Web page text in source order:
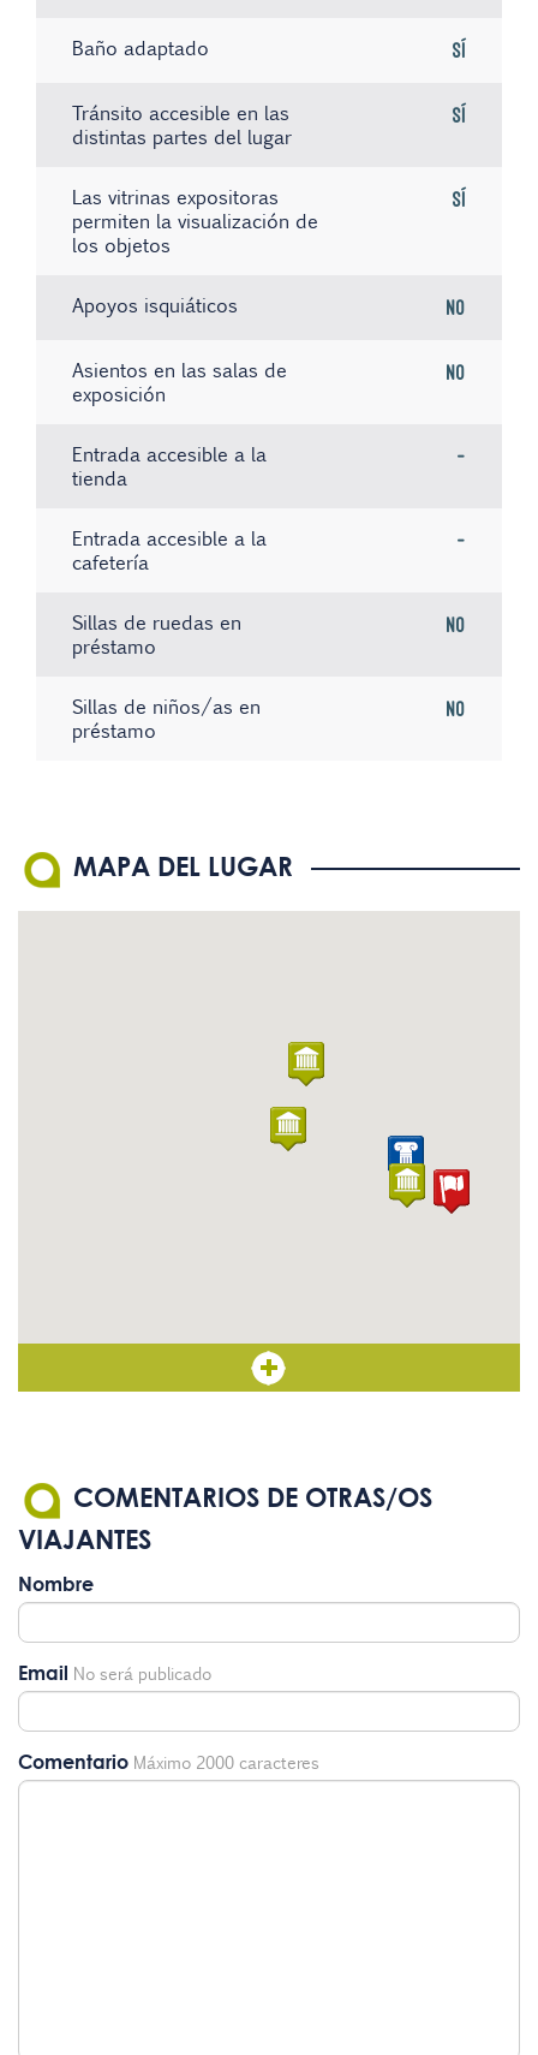
Baño adaptado Sí
Tránsito accesible en las
distintas partes del lugar
Sí
Las vitrinas expositoras
permiten la visualización de
los objetos
Sí
Apoyos isquiáticos No
Asientos en las salas de
exposición
No
Entrada accesible a la
tienda
-
Entrada accesible a la
cafetería
-
Sillas de ruedas en
préstamo
No
Sillas de niños/as en
préstamo
No
Audioguías
Mapas, planos y maquetas
-
Sistema de bucle magnético
Los servicios que se ofrecen
Sí
MAPA DEL LUGAR
COMENTARIOS DE OTRAS/OS
VIAJANTES
Nombre
Email No será publicado
Comentario Máximo 2000 caracteres